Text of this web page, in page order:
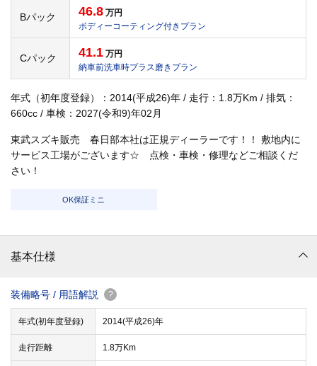
Bパック 46.8 万円
ボディーコーティング付きプラン
Cパック 41.1 万円
納車前洗車時プラス磨きプラン
年式（初年度登録）：2014(平成26)年 / 走行：1.8万Km / 排気：
660cc / 車検：2027(令和9)年02月
東武スズキ販売 春日部本社は正規ディーラーです！！ 敷地内に
サービス工場がございます☆ 点検・車検・修理などご相談くだ
さい！
OK保証ミニ
基本仕様
装備略号 / 用語解説 ?
年式(初年度登録) 2014(平成26)年
走行距離 1.8万Km